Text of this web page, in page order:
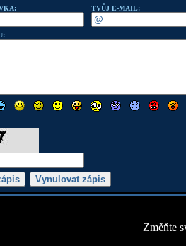
TVŮJ E-MAIL:
Změňte